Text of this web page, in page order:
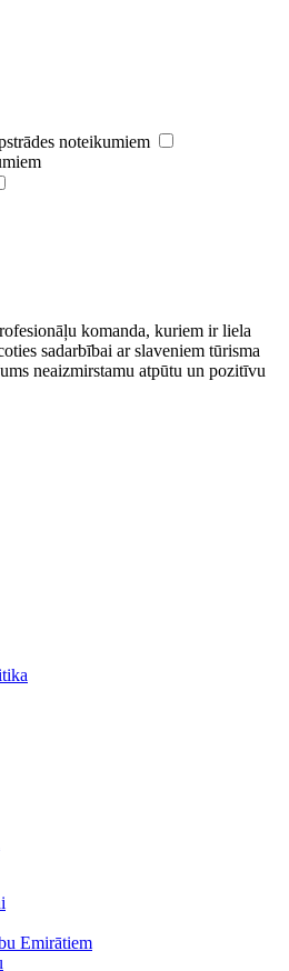
noteikumiem
komanda, kuriem ir liela
sadarbībai ar slaveniem tūrisma
neaizmirstamu atpūtu un pozitīvu
Emirātiem